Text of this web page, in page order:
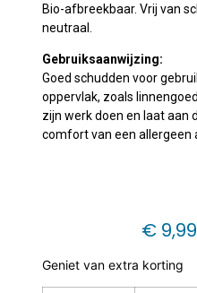
Bio-afbreekbaar. Vrij van
neutraal.
Gebruiksaanwijzing:
Goed schudden voor
oppervlak, zoals
zijn werk doen en laat aan
comfort van een allergeen
€ 9,99
Geniet van extra korting